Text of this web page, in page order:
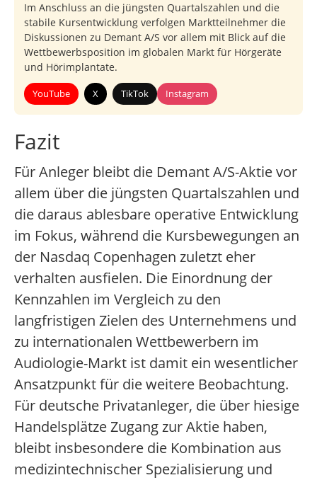
Im Anschluss an die jüngsten Quartalszahlen und die
stabile Kursentwicklung verfolgen Marktteilnehmer die
Diskussionen zu Demant A/S vor allem mit Blick auf die
Wettbewerbsposition im globalen Markt für Hörgeräte
und Hörimplantate.
YouTube X TikTok Instagram
Fazit
Für Anleger bleibt die Demant A/S-Aktie vor
allem über die jüngsten Quartalszahlen und
die daraus ablesbare operative Entwicklung
im Fokus, während die Kursbewegungen an
der Nasdaq Copenhagen zuletzt eher
verhalten ausfielen. Die Einordnung der
Kennzahlen im Vergleich zu den
langfristigen Zielen des Unternehmens und
zu internationalen Wettbewerbern im
Audiologie-Markt ist damit ein wesentlicher
Ansatzpunkt für die weitere Beobachtung.
Für deutsche Privatanleger, die über hiesige
Handelsplätze Zugang zur Aktie haben,
bleibt insbesondere die Kombination aus
medizintechnischer Spezialisierung und